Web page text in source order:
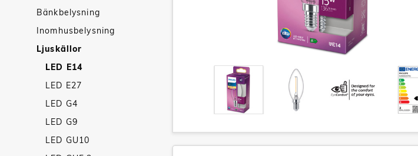
Bänkbelysning
Inomhusbelysning
Ljuskällor
LED E14
LED E27
LED G4
LED G9
LED GU10